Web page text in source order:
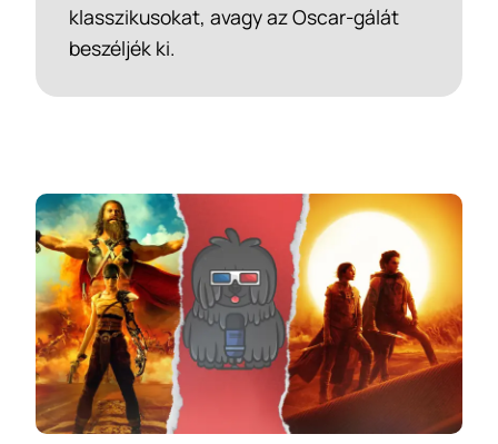
klasszikusokat, avagy az Oscar-gálát
beszéljék ki.